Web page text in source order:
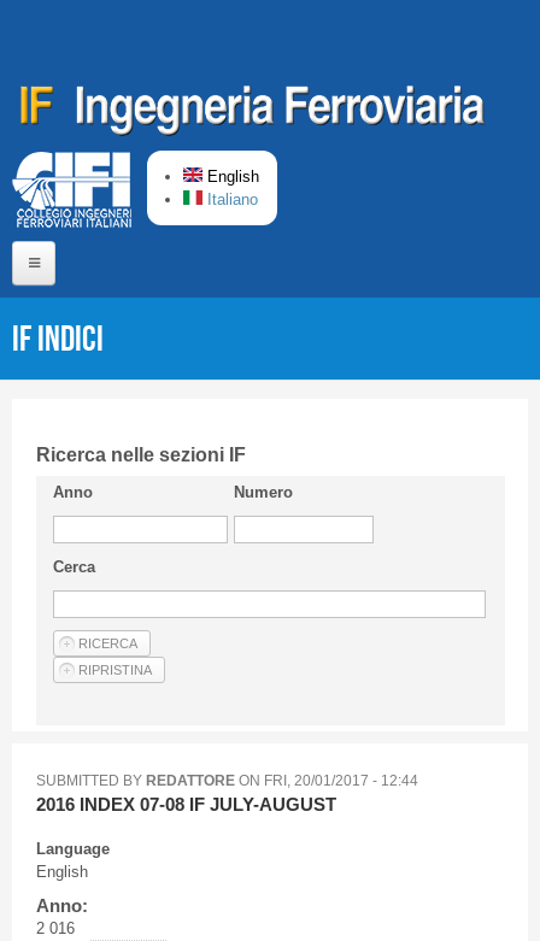
English
Italiano
Short presentation CIFI
Guideline
Privacy & Policy
Articles
IF Indici
Ricerca nelle sezioni IF
Anno Numero
Cerca
SUBMITTED BY REDATTOREON FRI, 20/01/2017 - 12:44
2016 INDEX 07-08 IF JULY-AUGUST
Language
English
Anno:
2 016